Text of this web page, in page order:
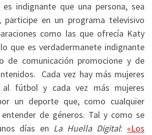
es indignante que una persona, sea
participe en un programa televisivo
como las que ofrecía Katy
que es verdadermanete indignante
de comunicación promocione y de
Cada vez hay más mujeres
al fútbol y cada vez más mujeres
un deporte que, como cualquier
de géneros. Tal y como se
días en La Huella Digital: «Los